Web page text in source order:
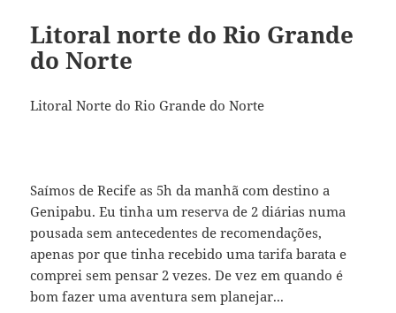
Litoral norte do Rio Grande
do Norte
Litoral Norte do Rio Grande do Norte
Saímos de Recife as 5h da manhã com destino a
Genipabu. Eu tinha um reserva de 2 diárias numa
pousada sem antecedentes de recomendações,
apenas por que tinha recebido uma tarifa barata e
comprei sem pensar 2 vezes. De vez em quando é
bom fazer uma aventura sem planejar...